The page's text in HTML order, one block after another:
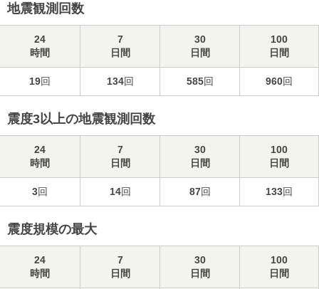
地震観測回数
24
時間
7
日間
30
日間
100
日間
19回 134回 585回 960回
震度3以上の地震観測回数
24
時間
7
日間
30
日間
100
日間
3回 14回 87回 133回
震度規模の最大
24
時間
7
日間
30
日間
100
日間